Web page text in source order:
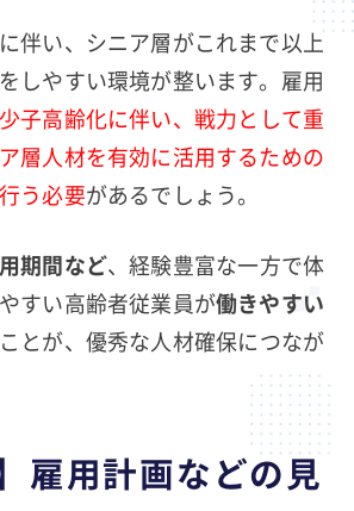
伴い、シニア層がこれまで以上
しやすい環境が整います。雇用
少子高齢化に伴い、戦力として重
層人材を有効に活用するための
う必要があるでしょう。
期間など、経験豊富な一方で体
すい高齢者従業員が働きやすい
ことが、優秀な人材確保につなが
雇用計画などの見